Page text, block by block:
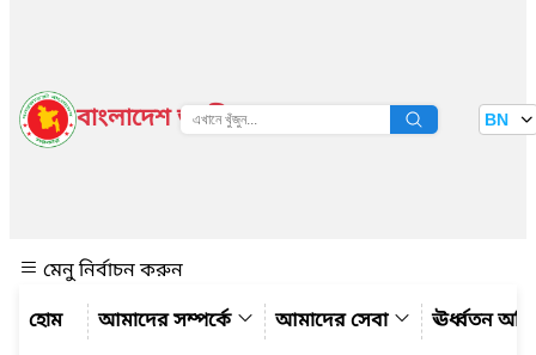
বাংলাদেশ জাতীয় তথ্য বাতায়ন BN
মেনু নির্বাচন করুন
আমাদের সম্পর্কে
আমাদের সেবা ঊর্ধ্বতন